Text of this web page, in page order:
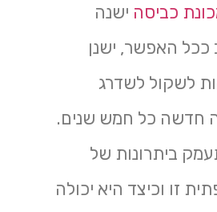
כביסה ישנה
ככל האפשר, ישנן
לשקול לשדרג
חדשה כל חמש שנים.
ביתרונות של
זו וכיצד היא יכולה